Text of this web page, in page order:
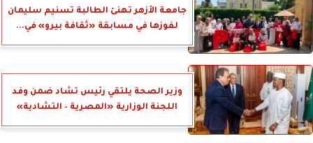
جامعة الأزهر تهنئ الطالبة تسنيم سليمان
لفوزها في مسابقة «ثقافة بيرو» في...
وزير الصحة يلتقي رئيس تشاد ضمن وفد
اللجنة الوزارية «المصرية – التشادية»